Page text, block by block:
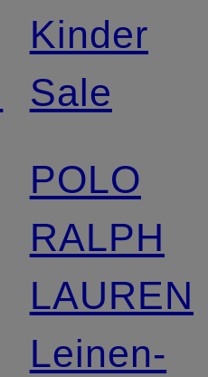
Kinder
Sale
POLO
RALPH
LAUREN
Leinen­